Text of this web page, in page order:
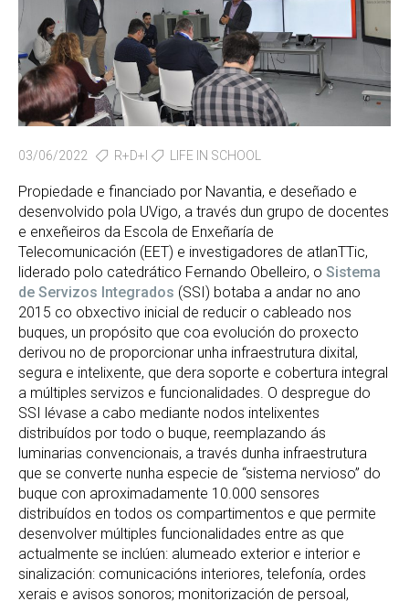
03/06/2022 R+D+I LIFE IN SCHOOL
Propiedade e financiado por Navantia, e deseñado e
desenvolvido pola UVigo, a través dun grupo de docentes
e enxeñeiros da Escola de Enxeñaría de
Telecomunicación (EET) e investigadores de atlanTTic,
liderado polo catedrático Fernando Obelleiro, o Sistema
de Servizos Integrados (SSI) botaba a andar no ano
2015 co obxectivo inicial de reducir o cableado nos
buques, un propósito que coa evolución do proxecto
derivou no de proporcionar unha infraestrutura dixital,
segura e intelixente, que dera soporte e cobertura integral
a múltiples servizos e funcionalidades. O despregue do
SSI lévase a cabo mediante nodos intelixentes
distribuídos por todo o buque, reemplazando ás
luminarias convencionais, a través dunha infraestrutura
que se converte nunha especie de “sistema nervioso” do
buque con aproximadamente 10.000 sensores
distribuídos en todos os compartimentos e que permite
desenvolver múltiples funcionalidades entre as que
actualmente se inclúen: alumeado exterior e interior e
sinalización: comunicacións interiores, telefonía, ordes
xerais e avisos sonoros; monitorización de persoal,